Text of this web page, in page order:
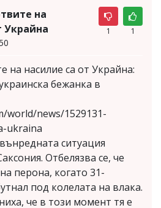
на
Украйна
1 1
на насилие са от Украйна:
бежанка в
world/news/1529131-
ukraina
ситуация
Отбелязва се, че
перона, когато 31-
под колелата на влака.
че в този момент тя е